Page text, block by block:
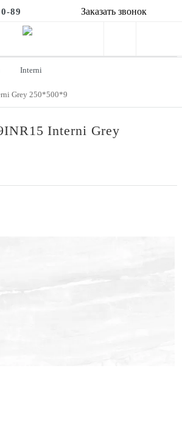
89 Заказать звонок
Interni
Grey 250*500*9
Interni Grey